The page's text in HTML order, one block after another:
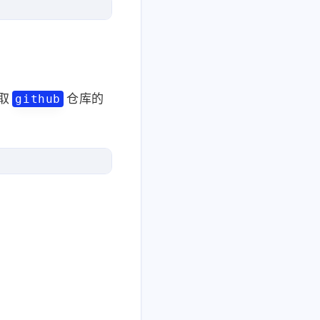
github 仓库的